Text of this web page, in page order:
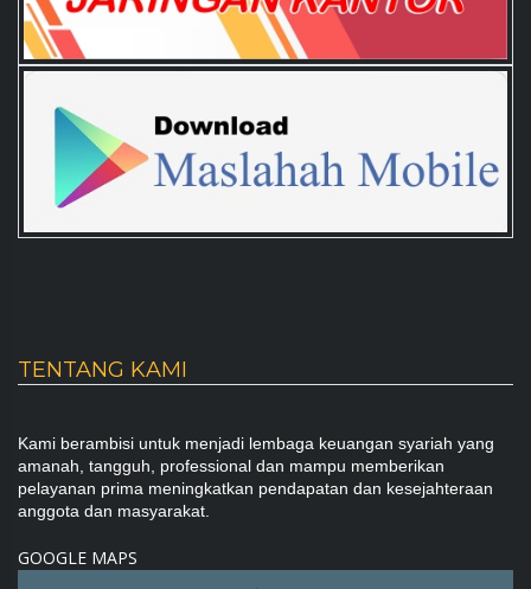
TENTANG KAMI
Kami berambisi untuk menjadi lembaga keuangan syariah yang
amanah, tangguh, professional dan mampu memberikan
pelayanan prima meningkatkan pendapatan dan kesejahteraan
anggota dan masyarakat.
GOOGLE MAPS